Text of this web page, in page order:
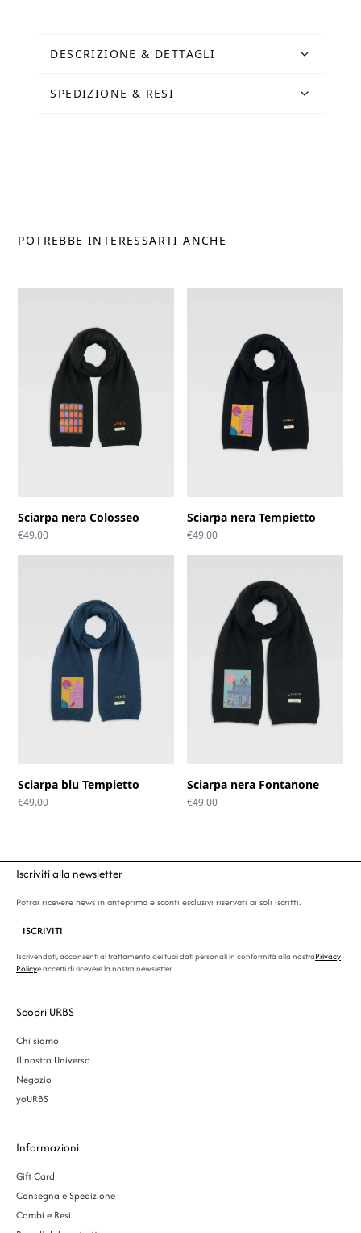
DESCRIZIONE & DETTAGLI
SPEDIZIONE & RESI
POTREBBE INTERESSARTI ANCHE
Sciarpa nera Colosseo
€49.00
Sciarpa nera Tempietto
€49.00
Sciarpa blu Tempietto
€49.00
Sciarpa nera Fontanone
€49.00
Iscriviti alla newsletter
Potrai ricevere news in anteprima e sconti esclusivi riservati ai soli iscritti.
ISCRIVITI
Iscrivendoti, acconsenti al trattamento dei tuoi dati personali in conformità alla nostraPrivacy
Policye accetti di ricevere la nostra newsletter.
Scopri URBS
Chi siamo
Il nostro Universo
Negozio
yoURBS
Informazioni
Gift Card
Consegna e Spedizione
Cambi e Resi